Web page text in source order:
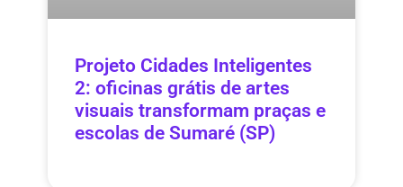
Projeto Cidades Inteligentes
2: oficinas grátis de artes
visuais transformam praças e
escolas de Sumaré (SP)